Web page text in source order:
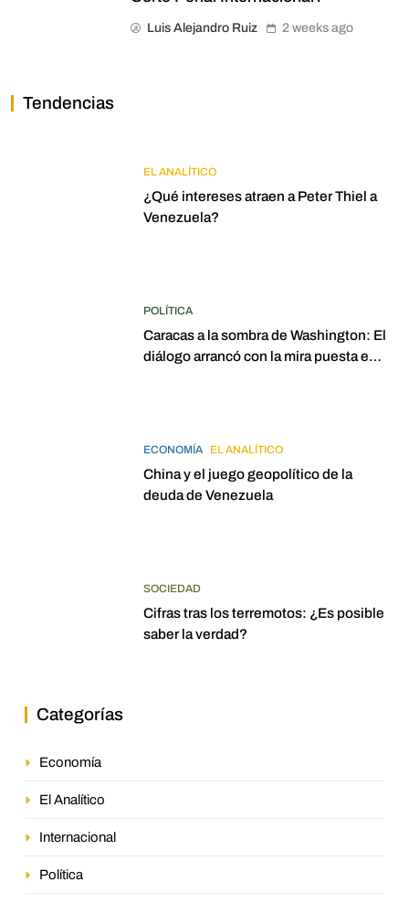
Luis Alejandro Ruiz 2 weeks ago
Tendencias
EL ANALÍTICO
¿Qué intereses atraen a Peter Thiel a
Venezuela?
POLÍTICA
Caracas a la sombra de Washington: El
diálogo arrancó con la mira puesta en
ECONOMÍA EL ANALÍTICO
China y el juego geopolítico de la
deuda de Venezuela
SOCIEDAD
Cifras tras los terremotos: ¿Es posible
saber la verdad?
Categorías
Economía
El Analítico
Internacional
Política